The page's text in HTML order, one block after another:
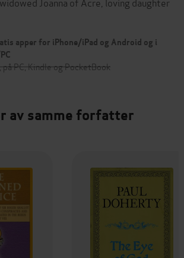
apper for iPhone/iPad og Android og i
PC, Kindle og PocketBook
av samme forfatter